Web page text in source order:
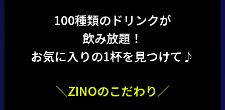
100種類のドリンクが
飲み放題！
お気に入りの1杯を見つけて♪
＼ZINOのこだわり／